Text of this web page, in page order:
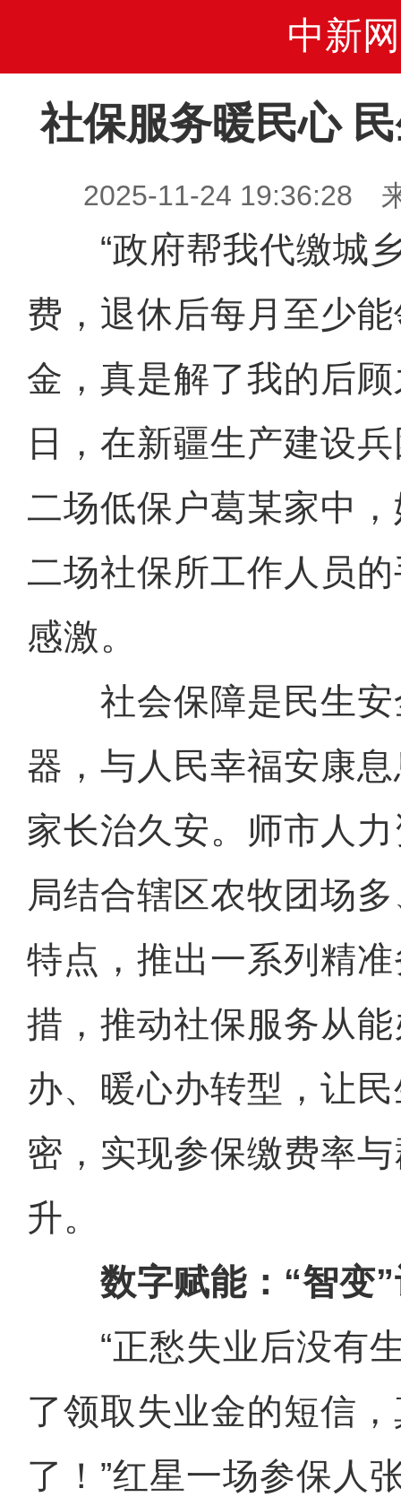
中新网
社保服务暖民心
2025-11-24 19:36:28
“政府帮我代缴城乡
费，退休后每月至少
金，真是解了我的后
日，在新疆生产建设
二场低保户葛某家中
二场社保所工作人员
感激。
社会保障是民生安
器，与人民幸福安康
家长治久安。师市人
局结合辖区农牧团场
特点，推出一系列精
措，推动社保服务从
办、暖心办转型，让
密，实现参保缴费率
升。
数字赋能：“智变”
“正愁失业后没有生
了领取失业金的短信
了！”红星一场参保人